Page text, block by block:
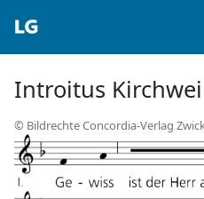
Introitus
© Bildrechte Concordia-Verlag